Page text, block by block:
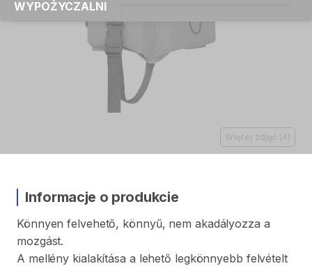
WYPOŻYCZALNI
Więcej zdjęć (4 )
Informacje o produkcie
Könnyen felvehető​,​ könnyű​,​ nem akadályozza a
mozgást.
A mellény kialakítása a lehető legkönnyebb felvételt